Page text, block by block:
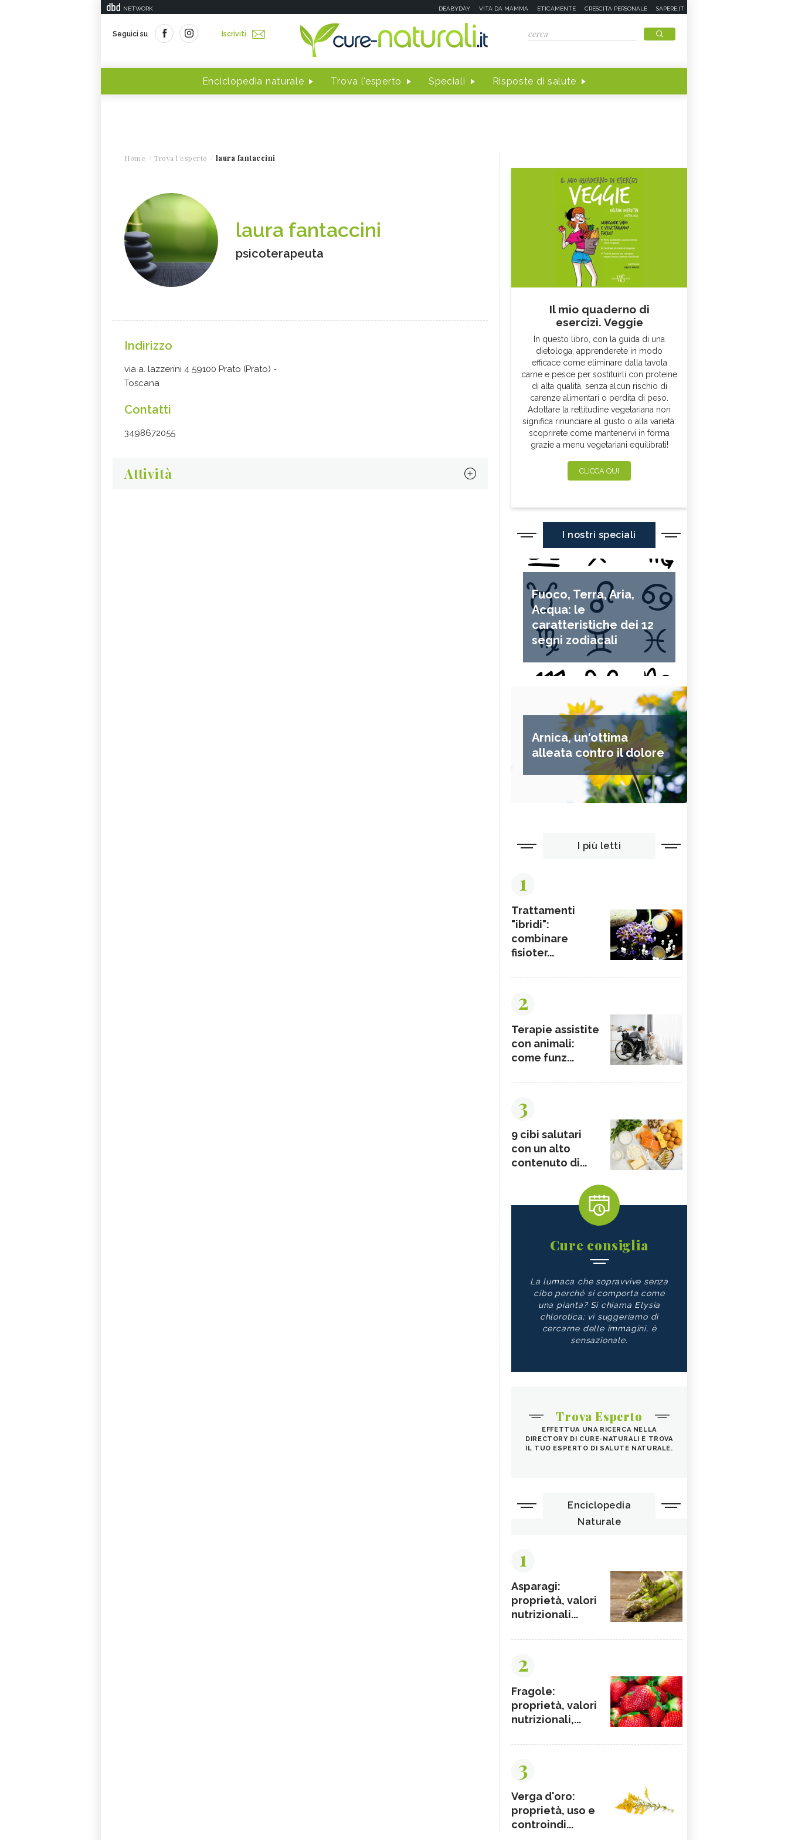
NETWORK DEABYDAY VITA DA MAMMA ETICAMENTE CRESCITA PERSONALE SAPERE.IT
Seguici su Iscriviti
Enciclopedia naturale Trova l'esperto Speciali Risposte di salute
Home Trova l'esperto laura fantaccini
laura fantaccini
psicoterapeuta
Indirizzo
via a. lazzerini 4 59100 Prato (Prato) -
Toscana
Contatti
3498672055
Attività
Il mio quaderno di
esercizi. Veggie
In questo libro, con la guida di una
dietologa, apprenderete in modo
efficace come eliminare dalla tavola
carne e pesce per sostituirli con proteine
di alta qualità, senza alcun rischio di
carenze alimentari o perdita di peso.
Adottare la rettitudine vegetariana non
significa rinunciare al gusto o alla varietà:
scoprirete come mantenervi in forma
grazie a menu vegetariani equilibrati!
CLICCA QUI
I nostri speciali
Fuoco, Terra, Aria,
Acqua: le
caratteristiche dei 12
segni zodiacali
Arnica, un'ottima
alleata contro il dolore
I più letti
1
Trattamenti
"ibridi":
combinare
fisioter...
2
Terapie assistite
con animali:
come funz...
3
9 cibi salutari
con un alto
contenuto di...
Cure consiglia
La lumaca che sopravvive senza
cibo perché si comporta come
una pianta? Si chiama Elysia
chlorotica; vi suggeriamo di
cercarne delle immagini, è
sensazionale.
Trova Esperto
EFFETTUA UNA RICERCA NELLA
DIRECTORY DI CURE-NATURALI E TROVA
IL TUO ESPERTO DI SALUTE NATURALE.
Enciclopedia
Naturale
1
Asparagi:
proprietà, valori
nutrizionali...
2
Fragole:
proprietà, valori
nutrizionali,...
3
Verga d'oro:
proprietà, uso e
controindi...